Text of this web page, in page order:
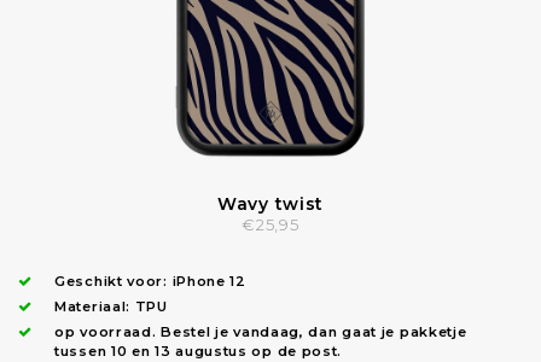
Wavy twist
€25,95
Geschikt voor: iPhone 12
Materiaal: TPU
op voorraad.Bestel je vandaag, dan gaat je pakketje
tussen 10 en 13 augustus op de post.